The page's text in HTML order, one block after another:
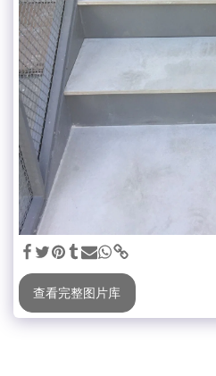
查看完整图片库